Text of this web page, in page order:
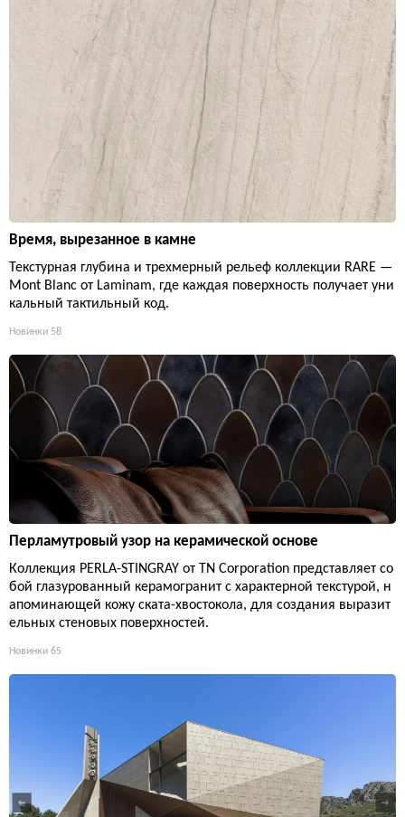
Время, вырезанное в камне
Текстурная глубина и трехмерный рельеф коллекции RARE —
Mont Blanc от Laminam, где каждая поверхность получает уни
кальный тактильный код.
Новинки 58
Перламутровый узор на керамической основе
Коллекция PERLA-STINGRAY от TN Corporation представляет со
бой глазурованный керамогранит с характерной текстурой, н
апоминающей кожу ската-хвостокола, для создания выразит
ельных стеновых поверхностей.
Новинки 65